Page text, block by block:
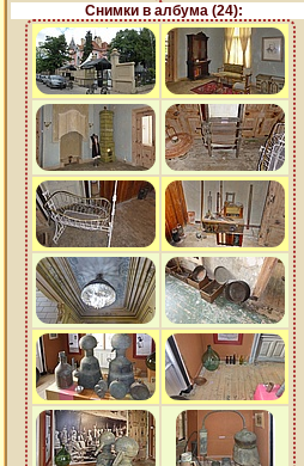
Снимки в албума (24):